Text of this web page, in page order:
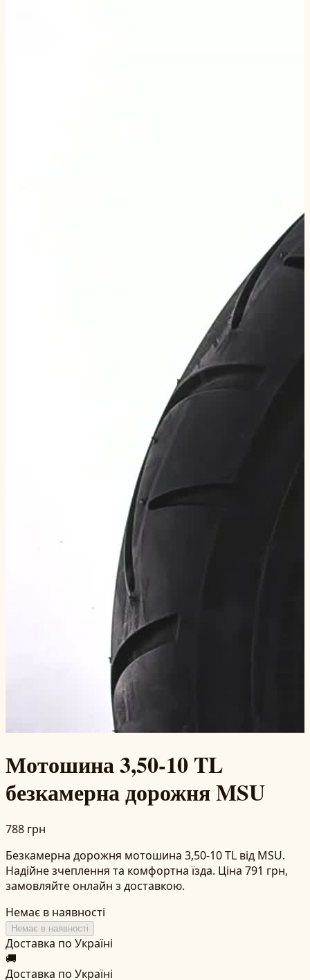
Мотошина 3,50-10 TL
безкамерна дорожня MSU
788 грн
Безкамерна дорожня мотошина 3,50-10 TL від MSU.
Надійне зчеплення та комфортна їзда. Ціна 791 грн,
замовляйте онлайн з доставкою.
Немає в наявності
Немає в наявності
Доставка по Україні
🚚
Доставка по Україні